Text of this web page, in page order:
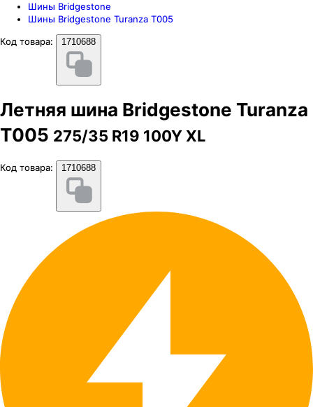
Шины Bridgestone
Шины Bridgestone Turanza T005
Код товара:
1710688
Летняя шина Bridgestone Turanza
T005 275/35 R19 100Y XL
Код товара: 1710688